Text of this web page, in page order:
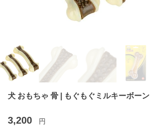
犬 おもちゃ 骨 | もぐもぐミルキーボーン
3,200 円